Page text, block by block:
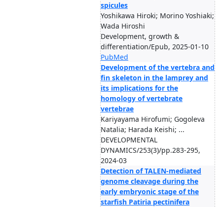
spicules
Yoshikawa Hiroki; Morino Yoshiaki;
Wada Hiroshi
Development, growth &
differentiation/Epub, 2025-01-10
PubMed
Development of the vertebra and
fin skeleton in the lamprey and
its implications for the
homology of vertebrate
vertebrae
Kariyayama Hirofumi; Gogoleva
Natalia; Harada Keishi; ...
DEVELOPMENTAL
DYNAMICS/253(3)/pp.283-295,
2024-03
Detection of TALEN-mediated
genome cleavage during the
early embryonic stage of the
starfish Patiria pectinifera